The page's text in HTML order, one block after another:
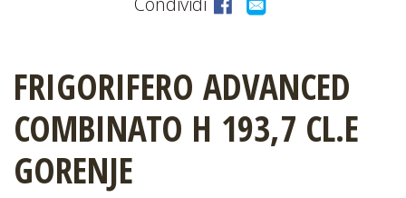
EVENTI
NEWS
FRIGORIFERO ADVANCED
COMBINATO H 193,7 CL.E
GORENJE